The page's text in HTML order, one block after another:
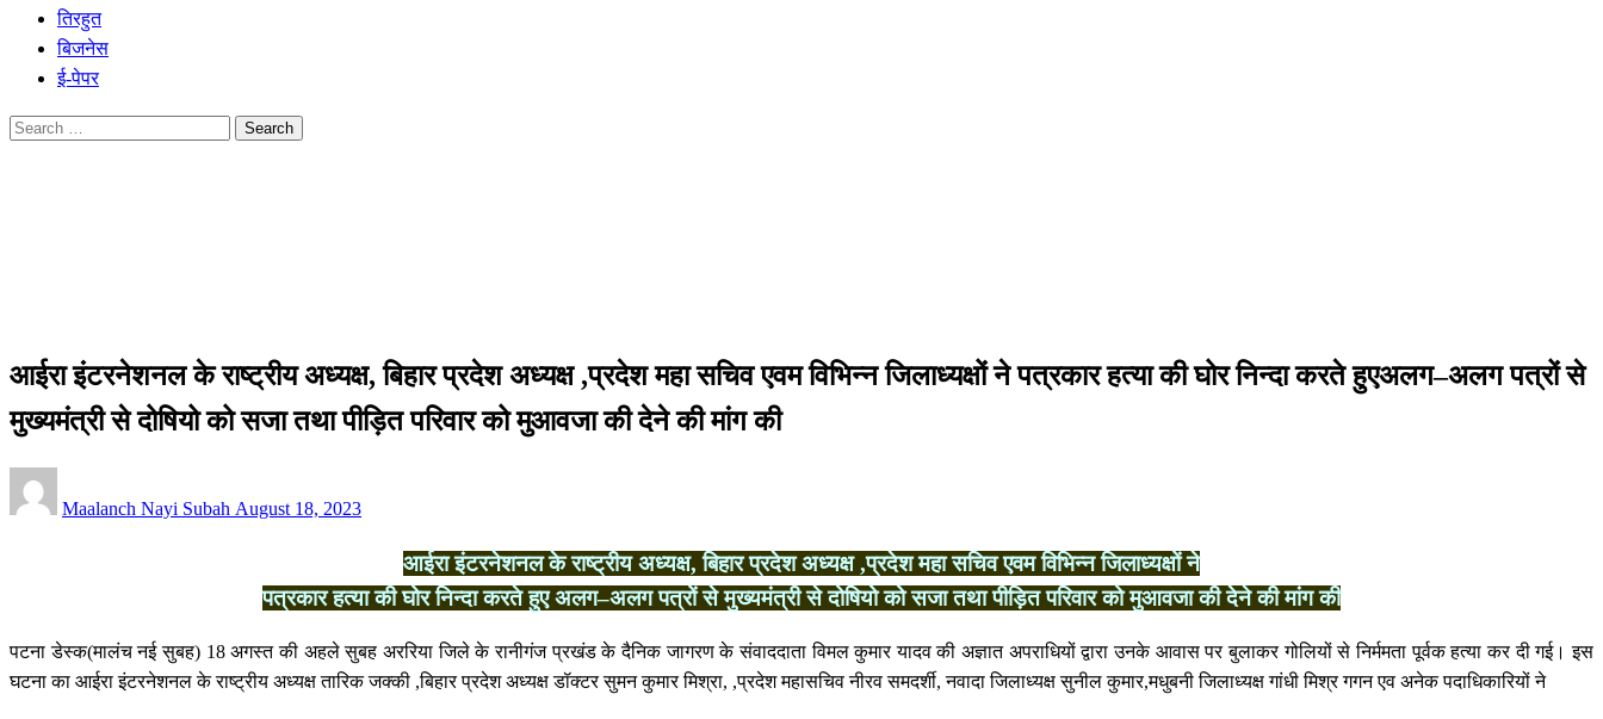
तिरहुत
बिजनेस
ई-पेपर
Search
आईरा इंटरनेशनल के राष्ट्रीय अध्यक्ष, बिहार प्रदेश अध्यक्ष ,प्रदेश महा सचिव एवम विभिन्न जिलाध्यक्षों ने पत्रकार हत्या की घोर निन्दा करते हुएअलग–अलग पत्रों से
मुख्यमंत्री से दोषियो को सजा तथा पीड़ित परिवार को मुआवजा की देने की मांग की
Maalanch Nayi Subah on
August 18, 2023
आईरा इंटरनेशनल के राष्ट्रीय अध्यक्ष, बिहार प्रदेश अध्यक्ष ,प्रदेश महा सचिव एवम विभिन्न जिलाध्यक्षों ने
पत्रकार हत्या की घोर निन्दा करते हुए अलग–अलग पत्रों से मुख्यमंत्री से दोषियो को सजा तथा पीड़ित परिवार को मुआवजा की देने की मांग की
पटना डेस्क(मालंच नई सुबह) 18 अगस्त की अहले सुबह अररिया जिले के रानीगंज प्रखंड के दैनिक जागरण के संवाददाता विमल कुमार यादव की अज्ञात अपराधियों द्वारा उनके आवास पर बुलाकर गोलियों से निर्ममता पूर्वक हत्या कर दी गई। इस
घटना का आईरा इंटरनेशनल के राष्ट्रीय अध्यक्ष तारिक जक्की ,बिहार प्रदेश अध्यक्ष डॉक्टर सुमन कुमार मिश्रा, ,प्रदेश महासचिव नीरव समदर्शी, नवादा जिलाध्यक्ष सुनील कुमार,मधुबनी जिलाध्यक्ष गांधी मिश्र गगन एव अनेक पदाधिकारियों ने